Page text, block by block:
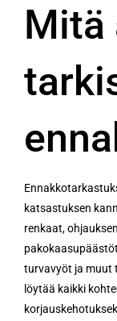
Mitä
katsastuksen
renkaat,
turvavyöt ja muut
löytää kaikki